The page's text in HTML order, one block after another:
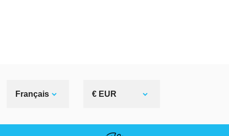
Français € EUR